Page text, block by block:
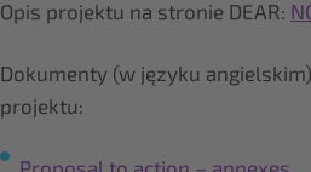
Opis projektu na stronie DEAR:
Dokumenty (w języku
projektu:
Proposal to action – annexes